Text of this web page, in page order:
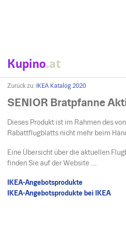
Kupino.at
Zurück zu: IKEA Katalog 2020
SENIOR Bratpfanne
Dieses Produkt ist im Rahmen des
Rabattflugblatts nicht mehr beim
Eine Übersicht über die aktuellen
finden Sie auf der Website ....
IKEA-Angebotsprodukte
IKEA-Angebotsprodukte bei IKEA